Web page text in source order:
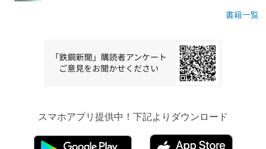
書籍一覧
スマホアプリ提供中！下記よりダウンロード